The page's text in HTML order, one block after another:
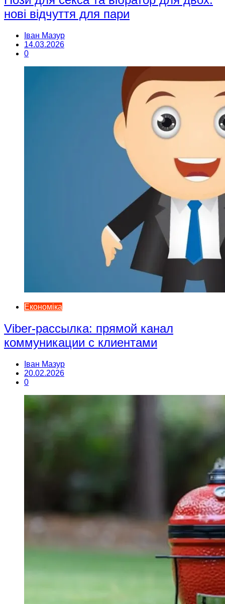
нові відчуття для пари
Іван Мазур
14.03.2026
0
Економіка
Viber-рассылка: прямой канал
коммуникации с клиентами
Іван Мазур
20.02.2026
0